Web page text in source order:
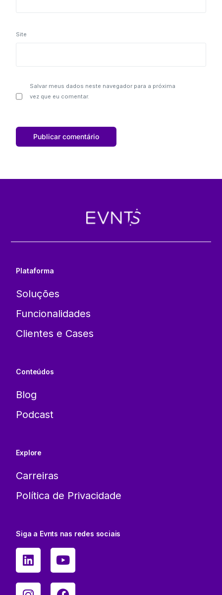
Site
Salvar meus dados neste navegador para a próxima
vez que eu comentar.
Plataforma
Soluções
Funcionalidades
Clientes e Cases
Conteúdos
Blog
Podcast
Explore
Carreiras
Política de Privacidade
Siga a Evnts nas redes sociais